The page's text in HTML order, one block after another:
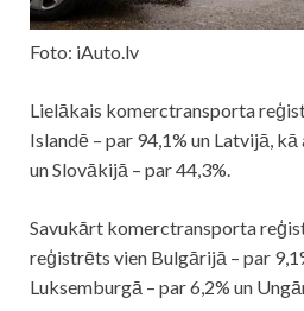
Foto: iAuto.lv
Lielākais komerctransporta
Islandē – par 94,1% un Latvijā,
un Slovākijā – par 44,3%.
Savukārt komerctransporta
reģistrēts vien Bulgārijā – par
Luksemburgā – par 6,2% un